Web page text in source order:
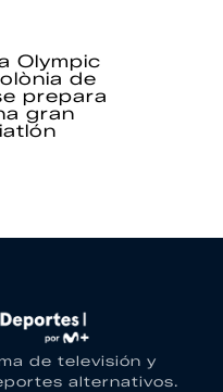
Olympic
de
prepara
gran
de televisión y
alternativos.